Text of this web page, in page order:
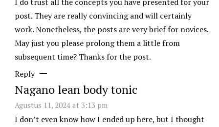
I do trust all the concepts you have presented for your
post. They are really convincing and will certainly
work. Nonetheless, the posts are very brief for novices.
May just you please prolong them a little from
subsequent time? Thanks for the post.
Reply
Nagano lean body tonic
Agustus 11, 2024 at 3:13 pm
I don’t even know how I ended up here, but I thought